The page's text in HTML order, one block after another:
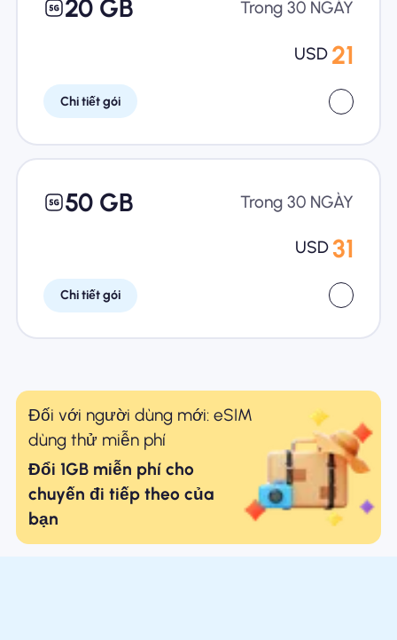
20 GB Trong 30 NGÀY
USD 21
Chi tiết gói
50 GB Trong 30 NGÀY
USD 31
Chi tiết gói
Đối với người dùng mới: eSIM
dùng thử miễn phí
Đổi 1GB miễn phí cho
chuyến đi tiếp theo của
bạn